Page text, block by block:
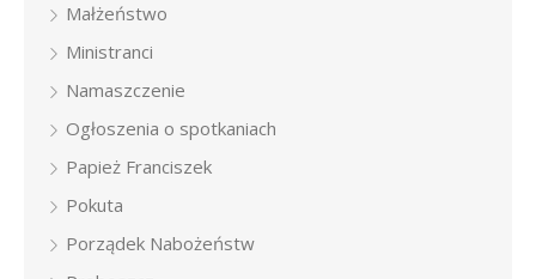
Małżeństwo
Ministranci
Namaszczenie
Ogłoszenia o spotkaniach
Papież Franciszek
Pokuta
Porządek Nabożeństw